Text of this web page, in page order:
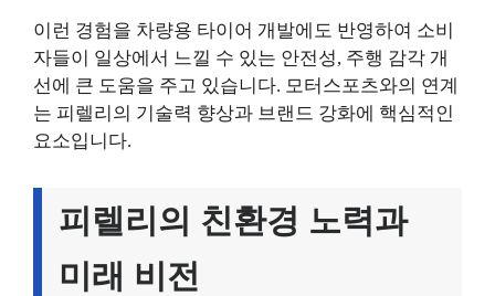
이런 경험을 차량용 타이어 개발에도 반영하여 소비
자들이 일상에서 느낄 수 있는 안전성, 주행 감각 개
선에 큰 도움을 주고 있습니다. 모터스포츠와의 연계
는 피렐리의 기술력 향상과 브랜드 강화에 핵심적인
요소입니다.
피렐리의 친환경 노력과
미래 비전